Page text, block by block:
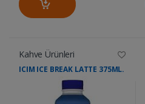
Kahve Ürünleri
ICIM ICE BREAK LATTE 375ML.